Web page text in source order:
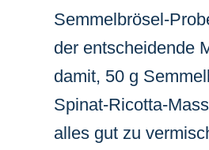
Semmelbrösel-
der entscheidende
damit, 50 g
Spinat-Ricotta-
alles gut zu